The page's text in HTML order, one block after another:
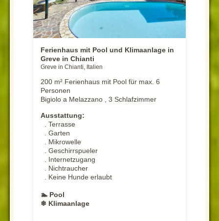
Ferienhaus mit Pool und Klimaanlage in
Greve in Chianti
Greve in Chianti, Italien
200 m² Ferienhaus mit Pool für max. 6
Personen
Bigiolo a Melazzano , 3 Schlafzimmer
Ausstattung:
. Terrasse
. Garten
. Mikrowelle
. Geschirrspueler
. Internetzugang
. Nichtraucher
. Keine Hunde erlaubt
🏊 Pool
❄ Klimaanlage